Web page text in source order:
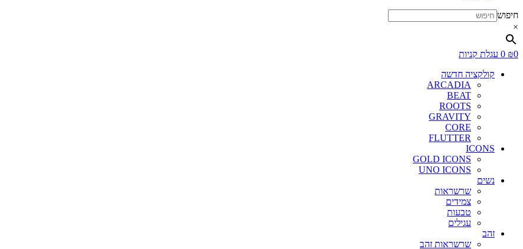
חיפוש
×
₪0
0 עגלת קניות
קולקציה חדשה
ARCADIA
BEAT
ROOTS
GRAVITY
CORE
FLUTTER
ICONS
GOLD ICONS
UNO ICONS
נשים
שרשראות
צמידים
טבעות
עגילים
זהב
שרשראות זהב